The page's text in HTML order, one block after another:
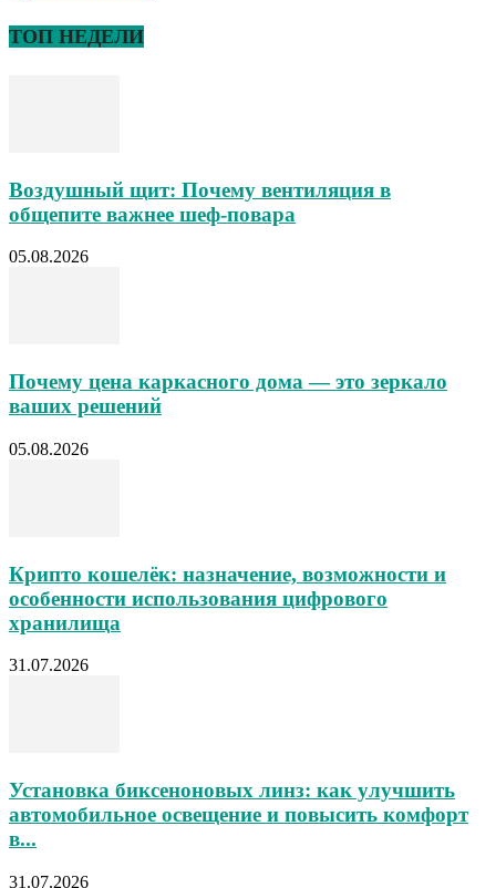
ТОП НЕДЕЛИ
Воздушный щит: Почему вентиляция в
общепите важнее шеф-повара
05.08.2026
Почему цена каркасного дома — это зеркало
ваших решений
05.08.2026
Крипто кошелёк: назначение, возможности и
особенности использования цифрового
хранилища
31.07.2026
Установка биксеноновых линз: как улучшить
автомобильное освещение и повысить комфорт
в...
31.07.2026